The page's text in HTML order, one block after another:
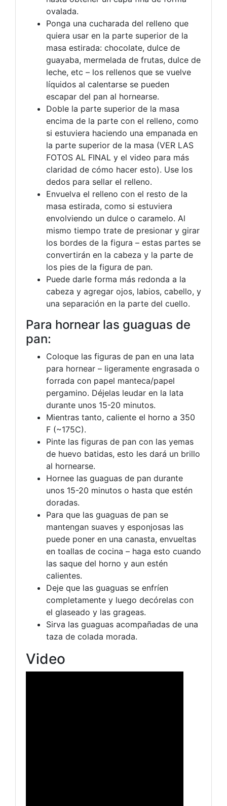
ovalada.
Ponga una cucharada del relleno que
quiera usar en la parte superior de la
masa estirada: chocolate, dulce de
guayaba, mermelada de frutas, dulce de
leche, etc – los rellenos que se vuelve
líquidos al calentarse se pueden
escapar del pan al hornearse.
Doble la parte superior de la masa
encima de la parte con el relleno, como
si estuviera haciendo una empanada en
la parte superior de la masa (VER LAS
FOTOS AL FINAL y el video para más
claridad de cómo hacer esto). Use los
dedos para sellar el relleno.
Envuelva el relleno con el resto de la
masa estirada, como si estuviera
envolviendo un dulce o caramelo. Al
mismo tiempo trate de presionar y girar
los bordes de la figura – estas partes se
convertirán en la cabeza y la parte de
los pies de la figura de pan.
Puede darle forma más redonda a la
cabeza y agregar ojos, labios, cabello, y
una separación en la parte del cuello.
Para hornear las guaguas de
pan:
Coloque las figuras de pan en una lata
para hornear – ligeramente engrasada o
forrada con papel manteca/papel
pergamino. Déjelas leudar en la lata
durante unos 15-20 minutos.
Mientras tanto, caliente el horno a 350
F (~175C).
Pinte las figuras de pan con las yemas
de huevo batidas, esto les dará un brillo
al hornearse.
Hornee las guaguas de pan durante
unos 15-20 minutos o hasta que estén
doradas.
Para que las guaguas de pan se
mantengan suaves y esponjosas las
puede poner en una canasta, envueltas
en toallas de cocina – haga esto cuando
las saque del horno y aun estén
calientes.
Deje que las guaguas se enfríen
completamente y luego decórelas con
el glaseado y las grageas.
Sirva las guaguas acompañadas de una
taza de colada morada.
Video